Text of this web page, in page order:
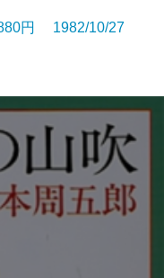
円 1982/10/27